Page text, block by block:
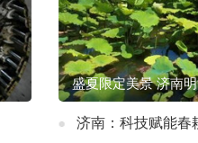
盛夏限定美景 济南
济南：科技赋能春